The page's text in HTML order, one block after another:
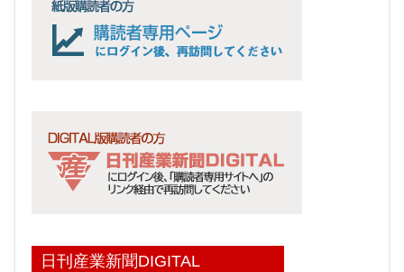
日刊産業新聞DIGITAL